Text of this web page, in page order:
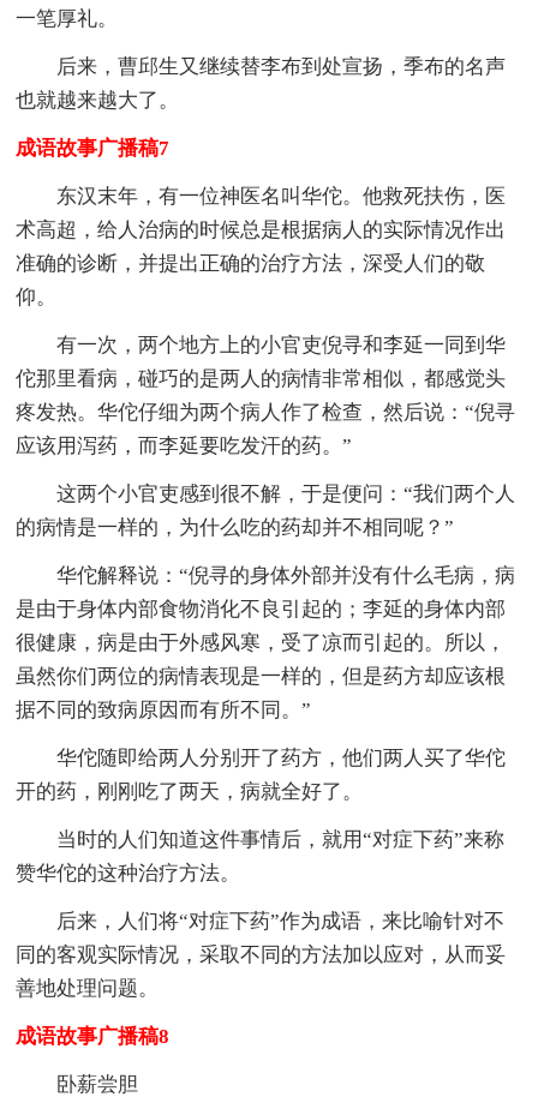
一笔厚礼。
后来，曹邱生又继续替李布到处宣扬，季布的名声
也就越来越大了。
成语故事广播稿7
东汉末年，有一位神医名叫华佗。他救死扶伤，医
术高超，给人治病的时候总是根据病人的实际情况作出
准确的诊断，并提出正确的治疗方法，深受人们的敬
仰。
有一次，两个地方上的小官吏倪寻和李延一同到华
佗那里看病，碰巧的是两人的病情非常相似，都感觉头
疼发热。华佗仔细为两个病人作了检查，然后说：“倪寻
应该用泻药，而李延要吃发汗的药。”
这两个小官吏感到很不解，于是便问：“我们两个人
的病情是一样的，为什么吃的药却并不相同呢？”
华佗解释说：“倪寻的身体外部并没有什么毛病，病
是由于身体内部食物消化不良引起的；李延的身体内部
很健康，病是由于外感风寒，受了凉而引起的。所以，
虽然你们两位的病情表现是一样的，但是药方却应该根
据不同的致病原因而有所不同。”
华佗随即给两人分别开了药方，他们两人买了华佗
开的药，刚刚吃了两天，病就全好了。
当时的人们知道这件事情后，就用“对症下药”来称
赞华佗的这种治疗方法。
后来，人们将“对症下药”作为成语，来比喻针对不
同的客观实际情况，采取不同的方法加以应对，从而妥
善地处理问题。
成语故事广播稿8
卧薪尝胆